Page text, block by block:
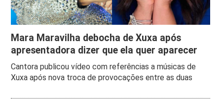
Mara Maravilha debocha de Xuxa após
apresentadora dizer que ela quer aparecer
Cantora publicou vídeo com referências a músicas de
Xuxa após nova troca de provocações entre as duas